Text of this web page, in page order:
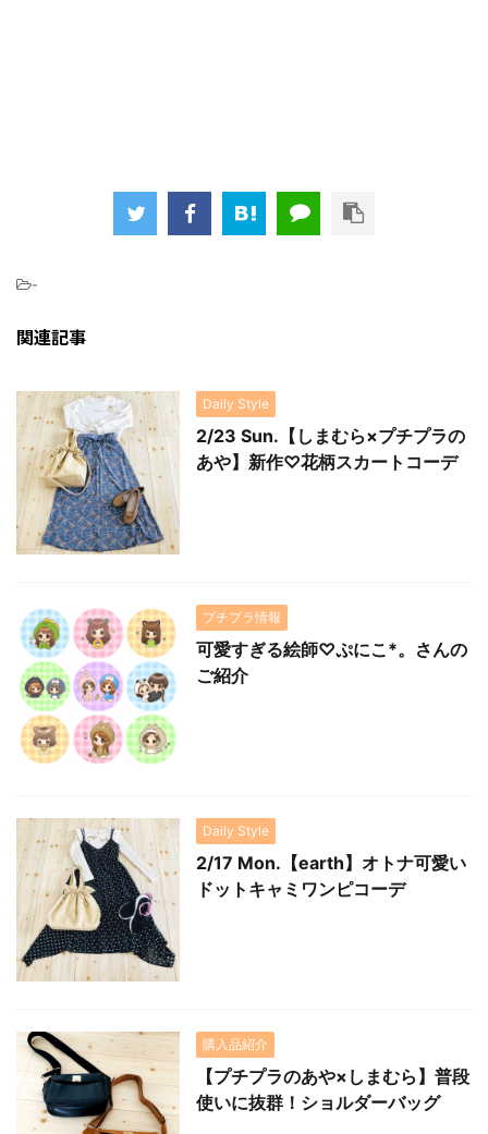
-
関連記事
Daily Style
2/23 Sun.【しまむら×プチプラの
あや】新作♡花柄スカートコーデ
プチプラ情報
可愛すぎる絵師♡ぷにこ*。さんの
ご紹介
Daily Style
2/17 Mon.【earth】オトナ可愛い
ドットキャミワンピコーデ
購入品紹介
【プチプラのあや×しまむら】普段
使いに抜群！ショルダーバッグ